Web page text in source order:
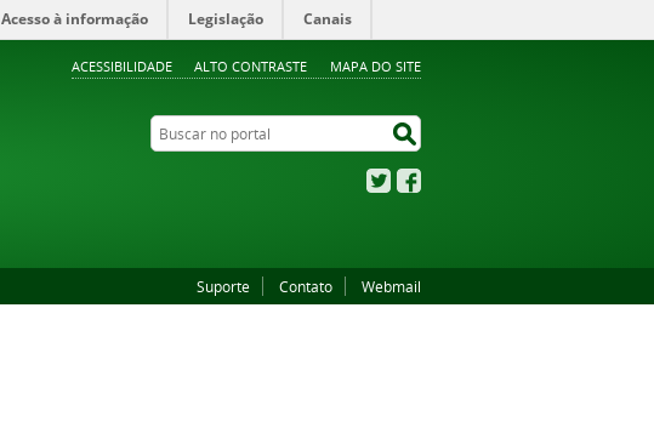
ACESSIBILIDADE ALTO CONTRASTE MAPA DO SITE
Acesso à informação Legislação Canais
Buscar no portal
Twitter
Suporte Contato Webmail